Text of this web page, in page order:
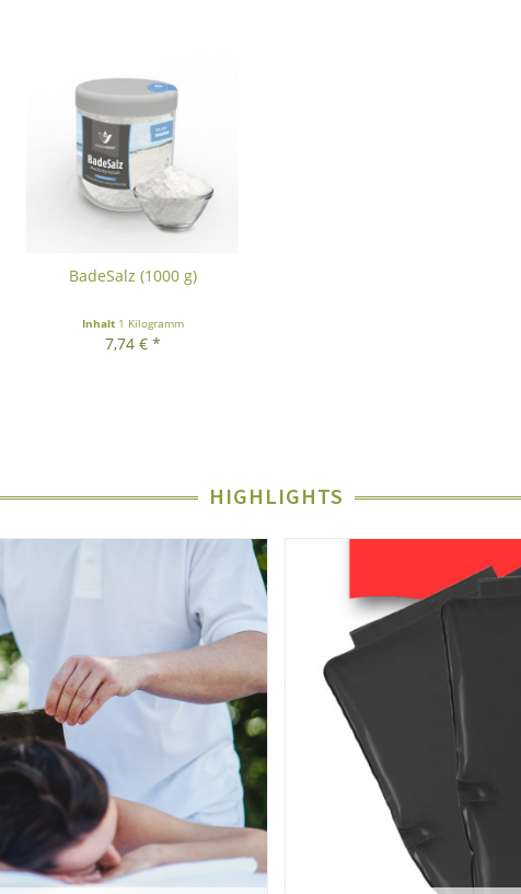
BadeSalz (1000 g)
Inhalt 1 Kilogramm
7,74 € *
HIGHLIGHTS